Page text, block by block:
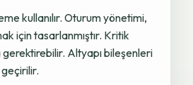
kullanılır. Oturum yönetimi,
için tasarlanmıştır. Kritik
Altyapı bileşenleri